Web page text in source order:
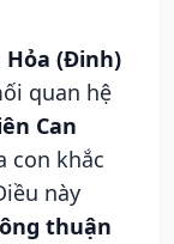
Hỏa (Đinh)
quan hệ
Can
con khắc
này
thuận